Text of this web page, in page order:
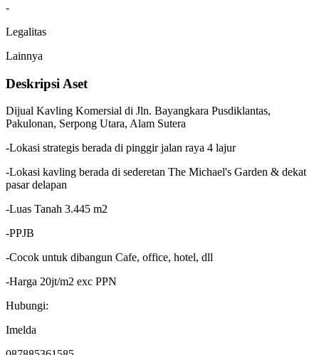
-
Legalitas
Lainnya
Deskripsi Aset
Dijual Kavling Komersial di Jln. Bayangkara Pusdiklantas,
Pakulonan, Serpong Utara, Alam Sutera
-Lokasi strategis berada di pinggir jalan raya 4 lajur
-Lokasi kavling berada di sederetan The Michael's Garden & dekat
pasar delapan
-Luas Tanah 3.445 m2
-PPJB
-Cocok untuk dibangun Cafe, office, hotel, dll
-Harga 20jt/m2 exc PPN
Hubungi:
Imelda